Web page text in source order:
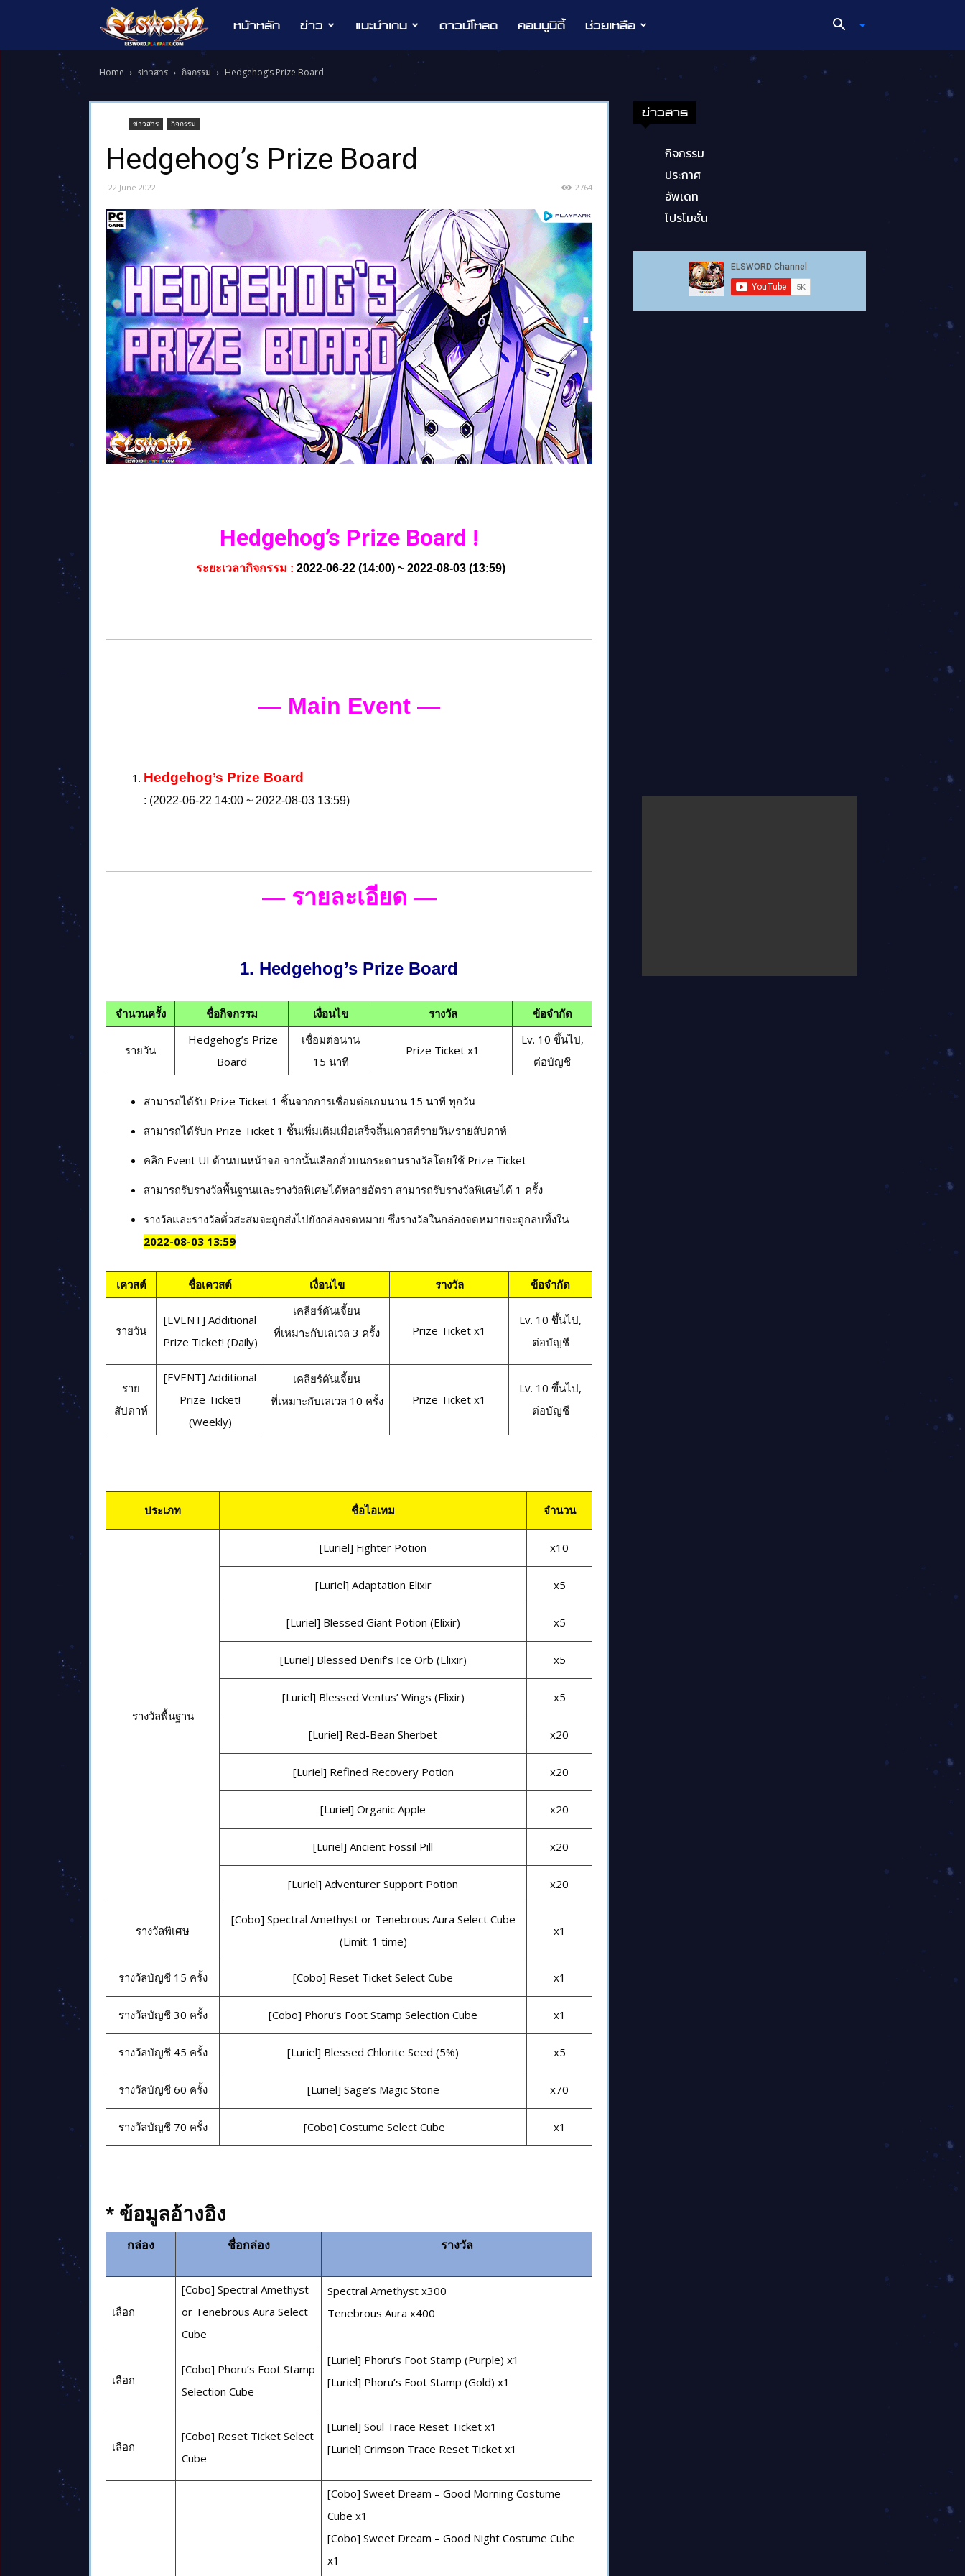
Elsword
หน้าหลัก ข่าว แนะนำเกม ดาวน์โหลด คอมมูนิตี้ ช่วยเหลือ
Home ข่าวสาร กิจกรรม Hedgehog’s Prize Board
ข่าวสาร กิจกรรม
Hedgehog’s Prize Board
22 June 2022 2764
Hedgehog’s Prize Board !
ระยะเวลากิจกรรม : 2022-06-22 (14:00) ~ 2022-08-03 (13:59)
— Main Event —
Hedgehog’s Prize Board
: (2022-06-22 14:00 ~ 2022-08-03 13:59)
— รายละเอียด —
1. Hedgehog’s Prize Board
จำนวนครั้ง ชื่อกิจกรรม เงื่อนไข รางวัล ข้อจำกัด
รายวัน
Hedgehog’s Prize
Board
เชื่อมต่อนาน
15 นาที
Prize Ticket x1
Lv. 10 ขึ้นไป,
ต่อบัญชี
สามารถได้รับ Prize Ticket 1 ชิ้นจากการเชื่อมต่อเกมนาน 15 นาที ทุกวัน
สามารถได้รับn Prize Ticket 1 ชิ้นเพิ่มเติมเมื่อเสร็จสิ้นเควสต์รายวัน/รายสัปดาห์
คลิก Event UI ด้านบนหน้าจอ จากนั้นเลือกตั๋วบนกระดานรางวัลโดยใช้ Prize Ticket
สามารถรับรางวัลพื้นฐานและรางวัลพิเศษได้หลายอัตรา สามารถรับรางวัลพิเศษได้ 1 ครั้ง
รางวัลและรางวัลตั๋วสะสมจะถูกส่งไปยังกล่องจดหมาย ซึ่งรางวัลในกล่องจดหมายจะถูกลบทิ้งใน
2022-08-03 13:59
เควสต์ ชื่อเควสต์ เงื่อนไข รางวัล ข้อจำกัด
รายวัน
[EVENT] Additional
Prize Ticket! (Daily)
เคลียร์ดันเจี้ยน
ที่เหมาะกับเลเวล 3 ครั้ง
Prize Ticket x1
Lv. 10 ขึ้นไป,
ต่อบัญชี
ราย
สัปดาห์
[EVENT] Additional
Prize Ticket!
(Weekly)
เคลียร์ดันเจี้ยน
ที่เหมาะกับเลเวล 10 ครั้ง
Prize Ticket x1
Lv. 10 ขึ้นไป,
ต่อบัญชี
ประเภท ชื่อไอเทม จำนวน
รางวัลพื้นฐาน
[Luriel] Fighter Potion x10
[Luriel] Adaptation Elixir x5
[Luriel] Blessed Giant Potion (Elixir) x5
[Luriel] Blessed Denif’s Ice Orb (Elixir) x5
[Luriel] Blessed Ventus’ Wings (Elixir) x5
[Luriel] Red-Bean Sherbet x20
[Luriel] Refined Recovery Potion x20
[Luriel] Organic Apple x20
[Luriel] Ancient Fossil Pill x20
[Luriel] Adventurer Support Potion x20
รางวัลพิเศษ
[Cobo] Spectral Amethyst or Tenebrous Aura Select Cube
(Limit: 1 time)
x1
รางวัลบัญชี 15 ครั้ง [Cobo] Reset Ticket Select Cube x1
รางวัลบัญชี 30 ครั้ง [Cobo] Phoru’s Foot Stamp Selection Cube x1
รางวัลบัญชี 45 ครั้ง [Luriel] Blessed Chlorite Seed (5%) x5
รางวัลบัญชี 60 ครั้ง [Luriel] Sage’s Magic Stone x70
รางวัลบัญชี 70 ครั้ง [Cobo] Costume Select Cube x1
* ข้อมูลอ้างอิง
กล่อง ชื่อกล่อง รางวัล
เลือก
[Cobo] Spectral Amethyst
or Tenebrous Aura Select
Cube
Spectral Amethyst x300
Tenebrous Aura x400
เลือก
[Cobo] Phoru’s Foot Stamp
Selection Cube
[Luriel] Phoru’s Foot Stamp (Purple) x1
[Luriel] Phoru’s Foot Stamp (Gold) x1
เลือก
[Cobo] Reset Ticket Select
Cube
[Luriel] Soul Trace Reset Ticket x1
[Luriel] Crimson Trace Reset Ticket x1
[Cobo] Sweet Dream – Good Morning Costume
Cube x1
[Cobo] Sweet Dream – Good Night Costume Cube
x1
ข่าวสาร
กิจกรรม
ประกาศ
อัพเดท
โปรโมชั่น